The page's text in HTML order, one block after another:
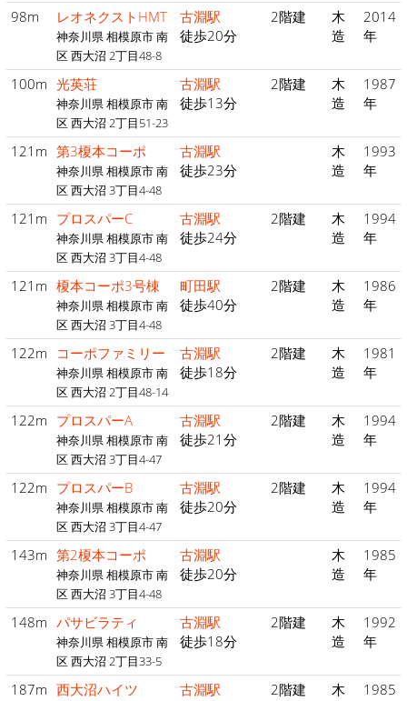
98m レオネクストHMT
神奈川県 相模原市 南
区 西大沼 2丁目48-8
古淵駅
徒歩20分
2階建
木
造
2014
年
100m 光英荘
神奈川県 相模原市 南
区 西大沼 2丁目51-23
古淵駅
徒歩13分
2階建
木
造
1987
年
121m 第3榎本コーポ
神奈川県 相模原市 南
区 西大沼 3丁目4-48
古淵駅
徒歩23分
木
造
1993
年
121m プロスパーC
神奈川県 相模原市 南
区 西大沼 3丁目4-48
古淵駅
徒歩24分
2階建
木
造
1994
年
121m 榎本コーポ3号棟
神奈川県 相模原市 南
区 西大沼 3丁目4-48
町田駅
徒歩40分
2階建
木
造
1986
年
122m コーポファミリー
神奈川県 相模原市 南
区 西大沼 2丁目48-14
古淵駅
徒歩18分
2階建
木
造
1981
年
122m プロスパーA
神奈川県 相模原市 南
区 西大沼 3丁目4-47
古淵駅
徒歩21分
2階建
木
造
1994
年
122m プロスパーB
神奈川県 相模原市 南
区 西大沼 3丁目4-47
古淵駅
徒歩20分
2階建
木
造
1994
年
143m 第2榎本コーポ
神奈川県 相模原市 南
区 西大沼 3丁目4-48
古淵駅
徒歩20分
木
造
1985
年
148m パサビラティ
神奈川県 相模原市 南
区 西大沼 2丁目33-5
古淵駅
徒歩18分
2階建
木
造
1992
年
187m 西大沼ハイツ
古淵駅
2階建
木
1985